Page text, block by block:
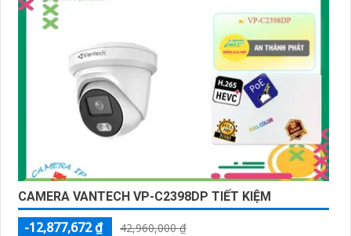
CAMERA VANTECH VP-C2398DP TIẾT KIỆM
-12,877,672 ₫
42,960,000 ₫